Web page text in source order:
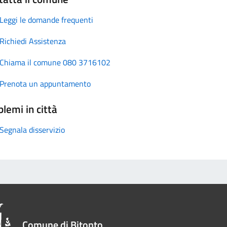
Leggi le domande frequenti
Richiedi Assistenza
Chiama il comune 080 3716102
Prenota un appuntamento
in città
Segnala disservizio